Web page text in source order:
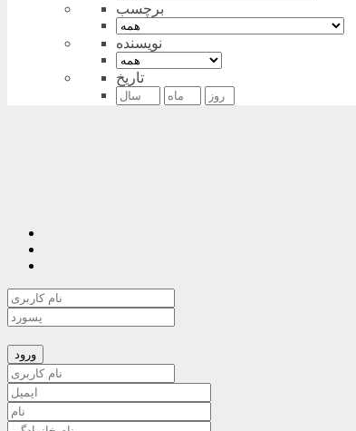
برچسب
نویسنده
تاریخ